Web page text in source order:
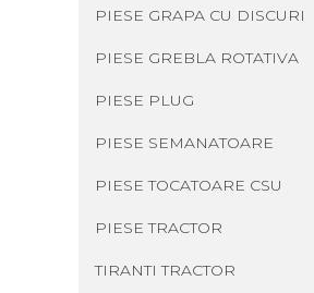
PIESE GRAPA CU DISCURI
PIESE GREBLA ROTATIVA
PIESE PLUG
PIESE SEMANATOARE
PIESE TOCATOARE CSU
PIESE TRACTOR
TIRANTI TRACTOR